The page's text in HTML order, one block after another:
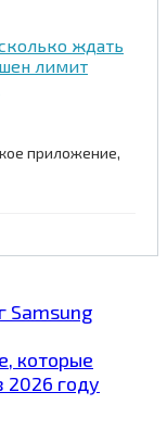
ждать
лимит
приложение,
которые
2026 году